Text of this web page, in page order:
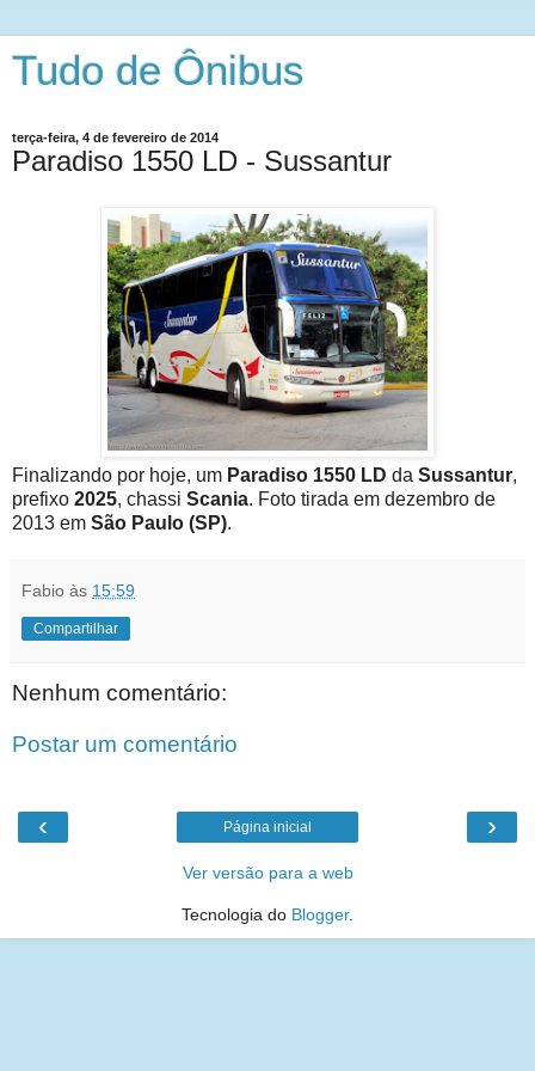
Tudo de Ônibus
terça-feira, 4 de fevereiro de 2014
Paradiso 1550 LD - Sussantur
Finalizando por hoje, um Paradiso 1550 LD da Sussantur,
prefixo 2025, chassi Scania. Foto tirada em dezembro de
2013 em São Paulo (SP).
Fabio às 15:59
Compartilhar
Nenhum comentário:
Postar um comentário
‹ ›
Página inicial
Ver versão para a web
Tecnologia do Blogger.